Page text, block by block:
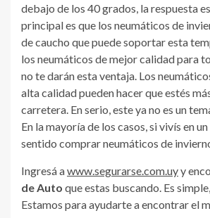
debajo de los 40 grados, la respuesta
principal es que los neumáticos de
de caucho que puede soportar esta
los neumáticos de mejor calidad para
no te darán esta ventaja. Los
alta calidad pueden hacer que estés
carretera. En serio, este ya no es un
En la mayoría de los casos, si vivís en
sentido comprar neumáticos de
Ingresá awww.segurarse.com.uyy
de Auto que estas buscando. Es
Estamos para ayudarte a encontrar el